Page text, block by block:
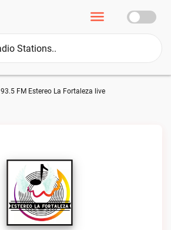
93.5 FM Estereo La Fortaleza live